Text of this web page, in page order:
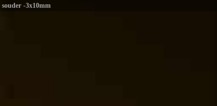
souder -3x10mm